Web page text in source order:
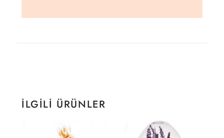
İLGILI ÜRÜNLER